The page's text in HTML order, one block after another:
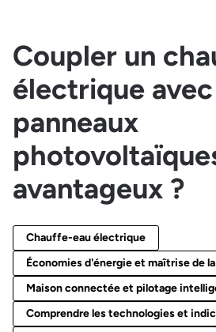
Coupler un
électrique
panneaux
avantageux ?
Chauffe-eau électrique
Économies d'énergie et maîtrise de
Maison connectée et pilotage
Comprendre les technologies et